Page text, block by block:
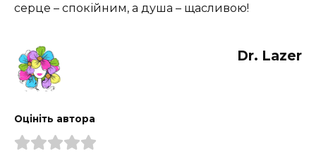
серце – спокійним, а душа – щасливою!
Dr. Lazer
Оцініть автора